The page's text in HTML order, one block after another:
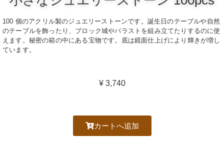
100 個のアクリル製のジュエリーストーンです。誕生日のテーブルや自然
のテーブルを飾ったり、ブロック城やパラストを組み立てたりするのに使
えます。秘密の箱の中にある宝物です。底は鏡面仕上げにより輝きが増し
ています。
¥ 3,740
カートへ追加